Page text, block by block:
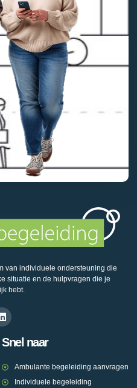
van individuele ondersteuning die
situatie en de hulpvragen die je
hebt.
Snel naar
Ambulante begeleiding aanvragen
Individuele begeleiding